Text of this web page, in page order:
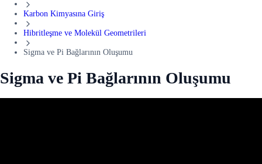
Karbon Kimyasına Giriş
Hibritleşme ve Molekül Geometrileri
Sigma ve Pi Bağlarının Oluşumu
Sigma ve Pi Bağlarının Oluşumu